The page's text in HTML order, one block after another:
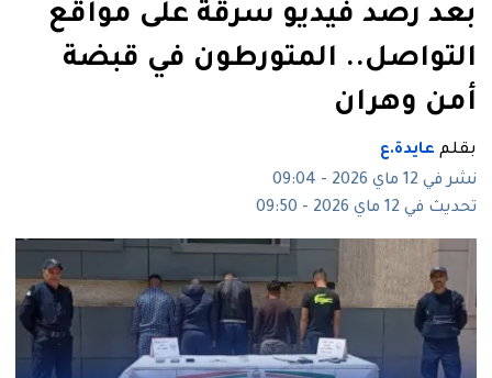
بعد رصد فيديو سرقة على مواقع
التواصل.. المتورطون في قبضة
أمن وهران
بقلم عايدة.ع
نشر في 12 ماي 2026 - 09:04
تحديث في 12 ماي 2026 - 09:50